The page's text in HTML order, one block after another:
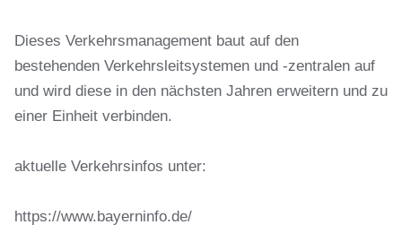
Dieses Verkehrsmanagement baut auf den
bestehenden Verkehrsleitsystemen und -zentralen auf
und wird diese in den nächsten Jahren erweitern und zu
einer Einheit verbinden.
aktuelle Verkehrsinfos unter:
https://www.bayerninfo.de/